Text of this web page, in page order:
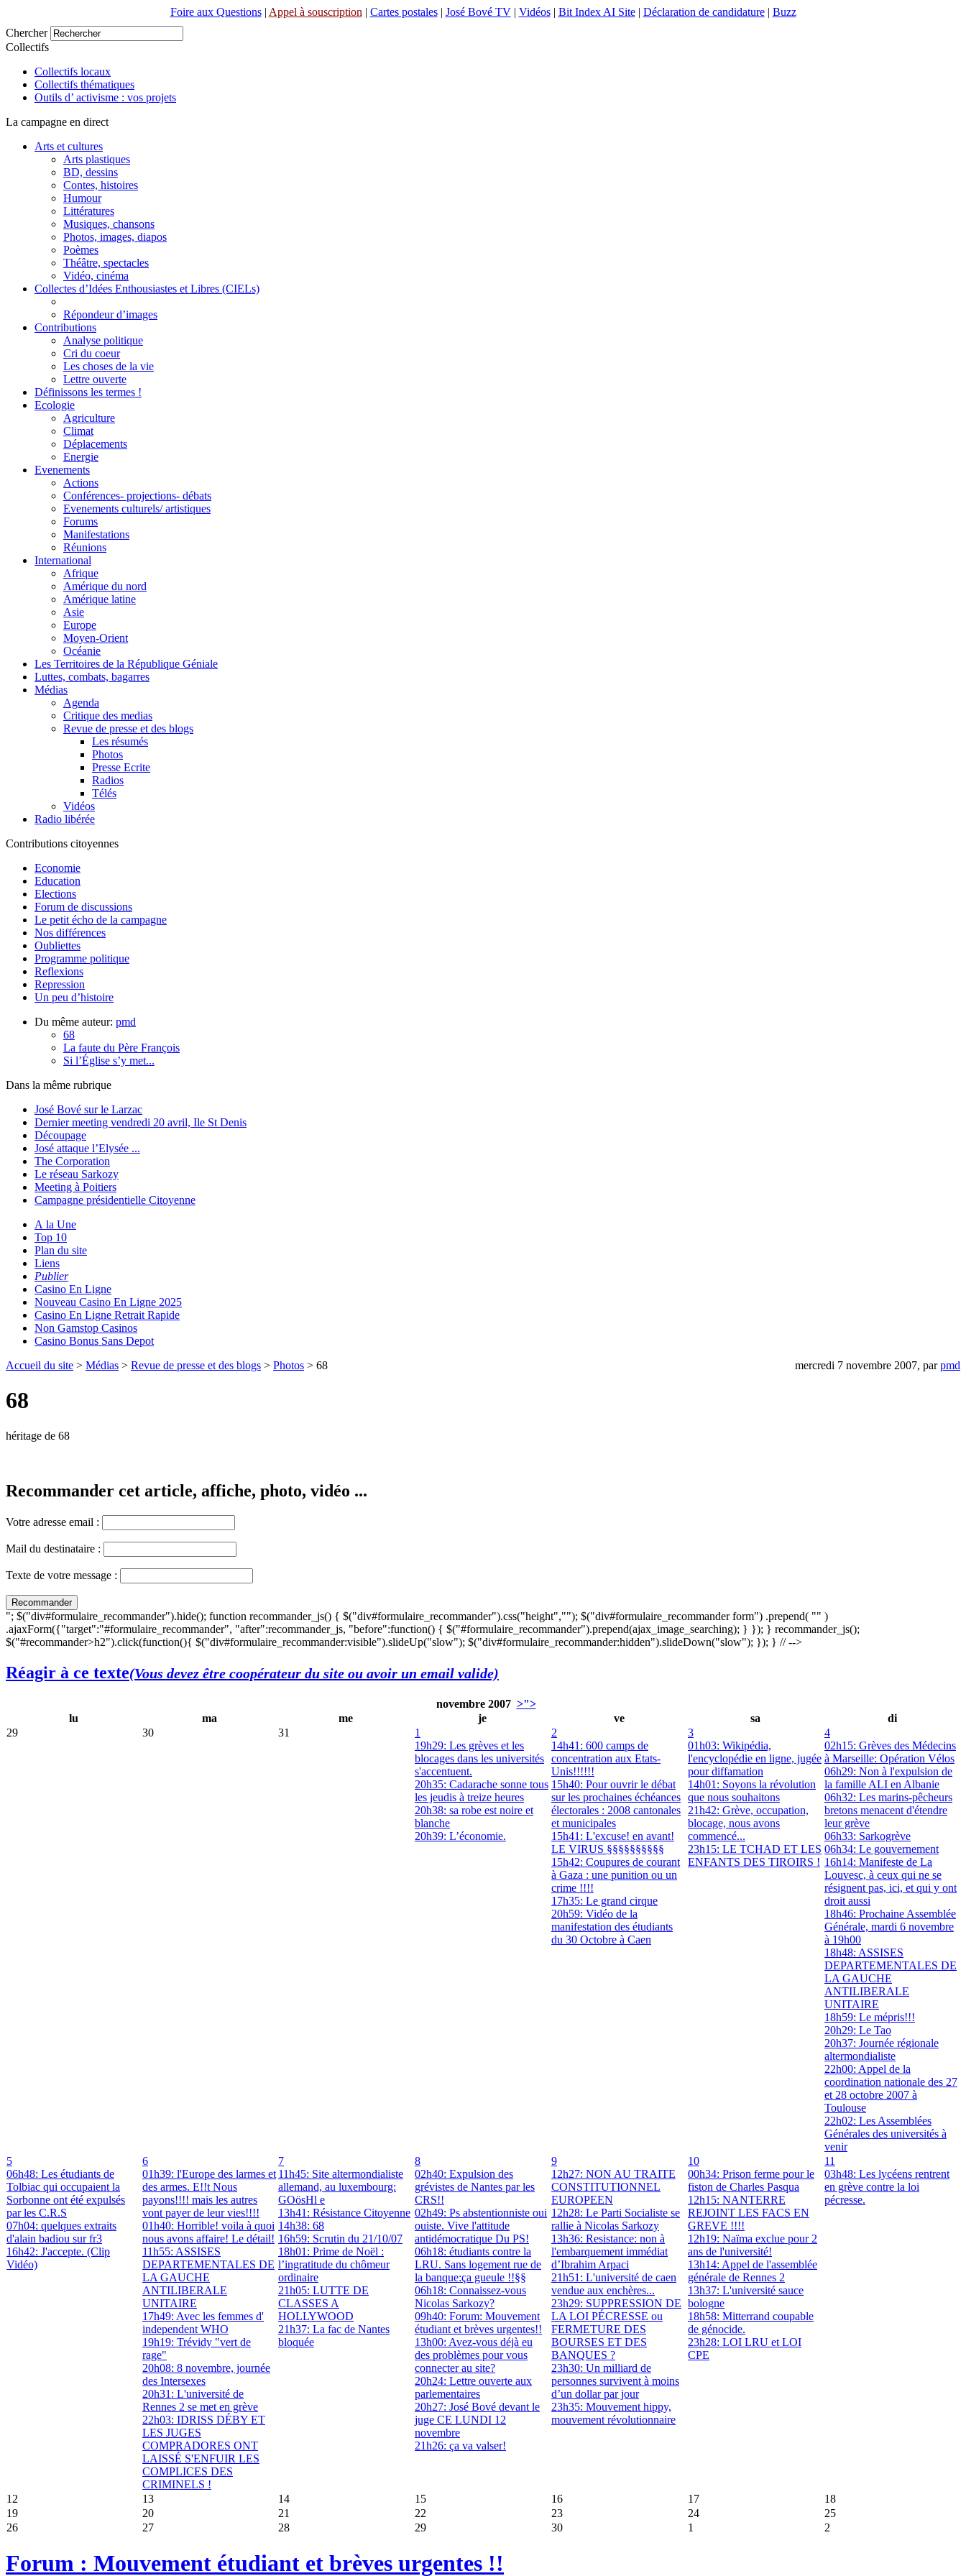
Foire aux Questions| Appel à souscription | Cartes postales| José Bové TV| Vidéos| Bit Index AI Site| Déclaration de candidature| Buzz
Chercher
Collectifs
Collectifs locaux
Collectifs thématiques
Outils d’ activisme : vos projets
La campagne en direct
Arts et cultures
Arts plastiques
BD, dessins
Contes, histoires
Humour
Littératures
Musiques, chansons
Photos, images, diapos
Poèmes
Théâtre, spectacles
Vidéo, cinéma
Collectes d’Idées Enthousiastes et Libres (CIELs)
Répondeur d’images
Contributions
Analyse politique
Cri du coeur
Les choses de la vie
Lettre ouverte
Définissons les termes !
Ecologie
Agriculture
Climat
Déplacements
Energie
Evenements
Actions
Conférences- projections- débats
Evenements culturels/ artistiques
Forums
Manifestations
Réunions
International
Afrique
Amérique du nord
Amérique latine
Asie
Europe
Moyen-Orient
Océanie
Les Territoires de la République Géniale
Luttes, combats, bagarres
Médias
Agenda
Critique des medias
Revue de presse et des blogs
Les résumés
Photos
Presse Ecrite
Radios
Télés
Vidéos
Radio libérée
Contributions citoyennes
Economie
Education
Elections
Forum de discussions
Le petit écho de la campagne
Nos différences
Oubliettes
Programme politique
Reflexions
Repression
Un peu d’histoire
Du même auteur: pmd
68
La faute du Père François
Si l’Église s’y met...
Dans la même rubrique
José Bové sur le Larzac
Dernier meeting vendredi 20 avril, Ile St Denis
Découpage
José attaque l’Elysée ...
The Corporation
Le réseau Sarkozy
Meeting à Poitiers
Campagne présidentielle Citoyenne
A la Une
Top 10
Plan du site
Liens
Publier
Casino En Ligne
Nouveau Casino En Ligne 2025
Casino En Ligne Retrait Rapide
Non Gamstop Casinos
Casino Bonus Sans Depot
Accueil du site > Médias > Revue de presse et des blogs > Photos > 68 mercredi 7 novembre 2007, parpmd
68
héritage de 68
Recommander cet article, affiche, photo, vidéo ...
Votre adresse email :
Mail du destinataire :
Texte de votre message :
"; $("div#formulaire_recommander").hide(); function recommander_js() { $("div#formulaire_recommander").css("height",""); $("div#formulaire_recommander form") .prepend( "" )
.ajaxForm({"target":"#formulaire_recommander", "after":recommander_js, "before":function() { $("#formulaire_recommander").prepend(ajax_image_searching); } }); } recommander_js();
$("#recommander>h2").click(function(){ $("div#formulaire_recommander:visible").slideUp("slow"); $("div#formulaire_recommander:hidden").slideDown("slow"); }); } // -->
Réagir à ce texte(Vous devez être coopérateur du site ou avoir un email valide)
novembre 2007 >">
lu
ma me je ve sa
di
29
30 31
1
19h29: Les grèves et les
blocages dans les universités
s'accentuent.
20h35: Cadarache sonne tous
les jeudis à treize heures
20h38: sa robe est noire et
blanche
20h39: L’économie.
2
14h41: 600 camps de
concentration aux Etats-
Unis!!!!!!
15h40: Pour ouvrir le débat
sur les prochaines échéances
électorales : 2008 cantonales
et municipales
15h41: L'excuse! en avant!
LE VIRUS §§§§§§§§§§
15h42: Coupures de courant
à Gaza : une punition ou un
crime !!!!
17h35: Le grand cirque
20h59: Vidéo de la
manifestation des étudiants
du 30 Octobre à Caen
3
01h03: Wikipédia,
l'encyclopédie en ligne, jugée
pour diffamation
14h01: Soyons la révolution
que nous souhaitons
21h42: Grève, occupation,
blocage, nous avons
commencé...
23h15: LE TCHAD ET LES
ENFANTS DES TIROIRS !
4
02h15: Grèves des Médecins
à Marseille: Opération Vélos
06h29: Non à l'expulsion de
la famille ALI en Albanie
06h32: Les marins-pêcheurs
bretons menacent d'étendre
leur grève
06h33: Sarkogrève
06h34: Le gouvernement
16h14: Manifeste de La
Louvesc, à ceux qui ne se
résignent pas, ici, et qui y ont
droit aussi
18h46: Prochaine Assemblée
Générale, mardi 6 novembre
à 19h00
18h48: ASSISES
DEPARTEMENTALES DE
LA GAUCHE
ANTILIBERALE
UNITAIRE
18h59: Le mépris!!!
20h29: Le Tao
20h37: Journée régionale
altermondialiste
22h00: Appel de la
coordination nationale des 27
et 28 octobre 2007 à
Toulouse
22h02: Les Assemblées
Générales des universités à
venir
5
06h48: Les étudiants de
Tolbiac qui occupaient la
Sorbonne ont été expulsés
par les C.R.S
07h04: quelques extraits
d'alain badiou sur fr3
16h42: J'accepte. (Clip
Vidéo)
6
01h39: l'Europe des larmes et
des armes. E!!t Nous
payons!!!! mais les autres
vont payer de leur vies!!!!
01h40: Horrible! voila à quoi
nous avons affaire! Le détail!
11h55: ASSISES
DEPARTEMENTALES DE
LA GAUCHE
ANTILIBERALE
UNITAIRE
17h49: Avec les femmes d'
independent WHO
19h19: Trévidy "vert de
rage"
20h08: 8 novembre, journée
des Intersexes
20h31: L'université de
Rennes 2 se met en grève
22h03: IDRISS DÉBY ET
LES JUGES
COMPRADORES ONT
LAISSÉ S'ENFUIR LES
COMPLICES DES
CRIMINELS !
7
11h45: Site altermondialiste
allemand, au luxembourg:
GOösHl e
13h41: Résistance Citoyenne
14h38: 68
16h59: Scrutin du 21/10/07
18h01: Prime de Noël :
l’ingratitude du chômeur
ordinaire
21h05: LUTTE DE
CLASSES A
HOLLYWOOD
21h37: La fac de Nantes
bloquée
8
02h40: Expulsion des
grévistes de Nantes par les
CRS!!
02h49: Ps abstentionniste oui
ouiste. Vive l'attitude
antidémocratique Du PS!
06h18: étudiants contre la
LRU. Sans logement rue de
la banque:ça gueule !!§§
06h18: Connaissez-vous
Nicolas Sarkozy?
09h40: Forum: Mouvement
étudiant et brèves urgentes!!
13h00: Avez-vous déjà eu
des problèmes pour vous
connecter au site?
20h24: Lettre ouverte aux
parlementaires
20h27: José Bové devant le
juge CE LUNDI 12
novembre
21h26: ça va valser!
9
12h27: NON AU TRAITE
CONSTITUTIONNEL
EUROPEEN
12h28: Le Parti Socialiste se
rallie à Nicolas Sarkozy
13h36: Resistance: non à
l'embarquement immédiat
d’Ibrahim Arpaci
21h51: L'université de caen
vendue aux enchères...
23h29: SUPPRESSION DE
LA LOI PÉCRESSE ou
FERMETURE DES
BOURSES ET DES
BANQUES ?
23h30: Un milliard de
personnes survivent à moins
d’un dollar par jour
23h35: Mouvement hippy,
mouvement révolutionnaire
10
00h34: Prison ferme pour le
fiston de Charles Pasqua
12h15: NANTERRE
REJOINT LES FACS EN
GREVE !!!!
12h19: Naïma exclue pour 2
ans de l'université!
13h14: Appel de l'assemblée
générale de Rennes 2
13h37: L'université sauce
bologne
18h58: Mitterrand coupable
de génocide.
23h28: LOI LRU et LOI
CPE
11
03h48: Les lycéens rentrent
en grève contre la loi
pécresse.
12 13 14 15 16 17
18
19
20 21 22 23 24
25
26
27 28 29 30 1 2
Forum : Mouvement étudiant et brèves urgentes !!